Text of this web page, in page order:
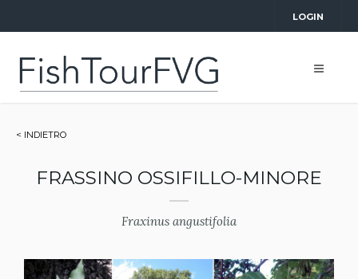
LOGIN
< INDIETRO
FRASSINO OSSIFILLO-MINORE
Fraxinus angustifolia